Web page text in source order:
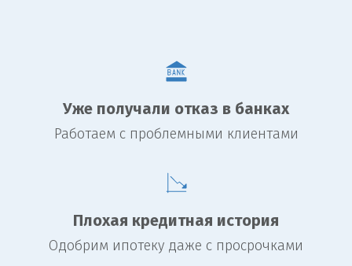
Уже получали отказ в банках
Работаем с проблемными клиентами
Плохая кредитная история
Одобрим ипотеку даже с просрочками